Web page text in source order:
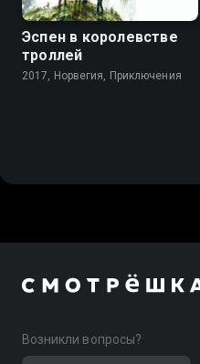
Эспен в королевстве
троллей
2017, Норвегия, Приключения
Возникли вопросы?